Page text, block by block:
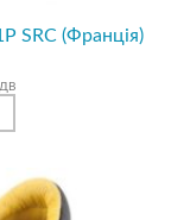
SRC (Франція)